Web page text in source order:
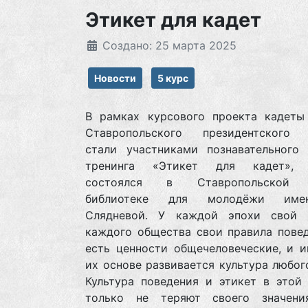
Этикет для кадет
Создано: 25 марта 2025
Новости 5 курс
В рамках курсового проекта
Ставропольского президентского
стали участниками познавательного
тренинга «Этикет для кадет»,
состоялся в Ставропольской
библиотеке для молодёжи
Слядневой. У каждой эпохи свой
каждого общества свои правила
есть ценности общечеловеческие, и
их основе развивается культура
Культура поведения и этикет в этой
только не теряют своего